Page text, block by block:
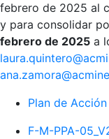
febrero de 2025 al
y para consolidar
febrero de 2025 a
Plan de
F-M-PPA-